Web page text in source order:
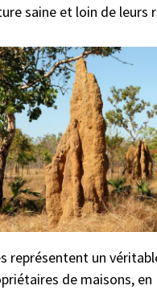
saine et loin de leurs
représentent un
de maisons, en